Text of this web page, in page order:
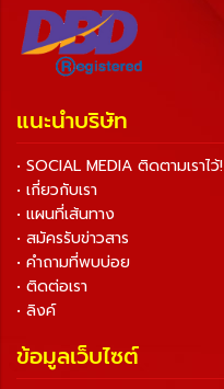
แนะนำบริษัท
• SOCIAL MEDIA ติดตามเราไว้!
• เกี่ยวกับเรา
• แผนที่เส้นทาง
• สมัครรับข่าวสาร
• คำถามที่พบบ่อย
• ติดต่อเรา
• ลิงค์
ข้อมูลเว็บไซต์